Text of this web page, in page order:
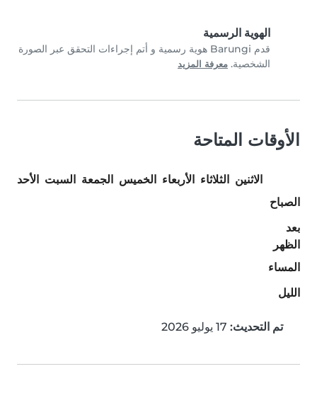
الهوية الرسمية
قدم Barungi هوية رسمية و أتم إجراءات التحقق عبر الصورة
الشخصية. معرفة المزيد
الأوقات المتاحة
الاثنين الثلاثاء الأربعاء الخميس الجمعة السبت
الأحد
الصباح
بعد
الظهر
المساء
الليل
تم التحديث: